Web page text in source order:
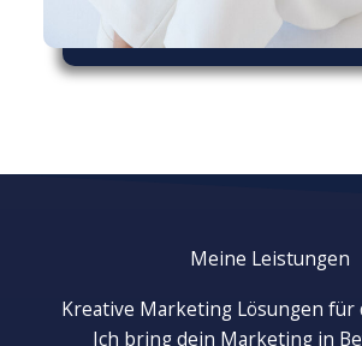
Meine Leistungen
Kreative Marketing Lösungen für
Ich bring dein Marketing in